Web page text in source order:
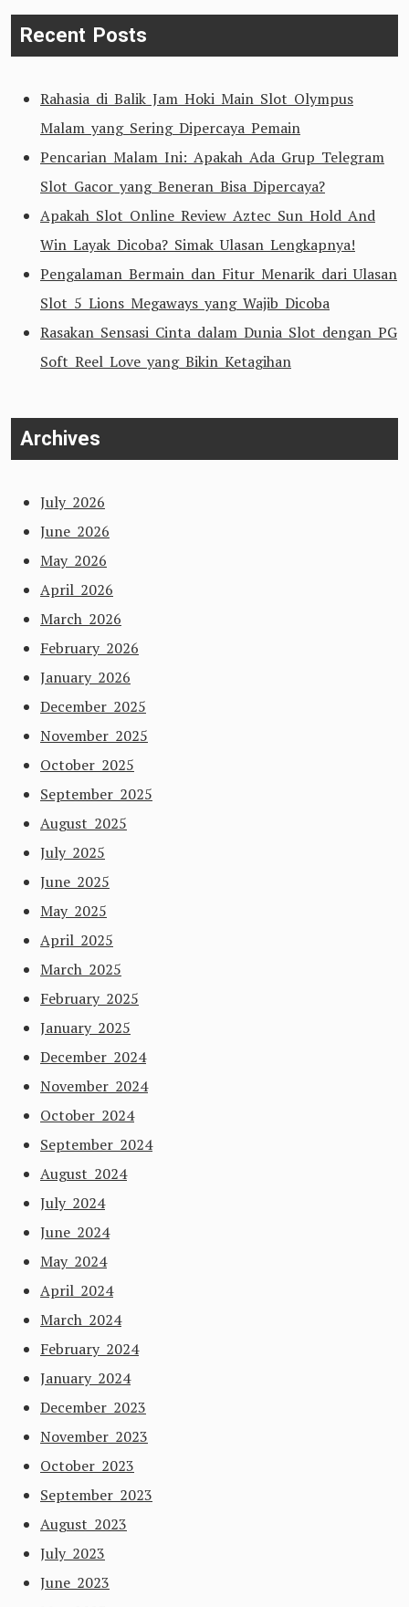
Recent Posts
Rahasia di Balik Jam Hoki Main Slot Olympus
Malam yang Sering Dipercaya Pemain
Pencarian Malam Ini: Apakah Ada Grup Telegram
Slot Gacor yang Beneran Bisa Dipercaya?
Apakah Slot Online Review Aztec Sun Hold And
Win Layak Dicoba? Simak Ulasan Lengkapnya!
Pengalaman Bermain dan Fitur Menarik dari Ulasan
Slot 5 Lions Megaways yang Wajib Dicoba
Rasakan Sensasi Cinta dalam Dunia Slot dengan PG
Soft Reel Love yang Bikin Ketagihan
Archives
July 2026
June 2026
May 2026
April 2026
March 2026
February 2026
January 2026
December 2025
November 2025
October 2025
September 2025
August 2025
July 2025
June 2025
May 2025
April 2025
March 2025
February 2025
January 2025
December 2024
November 2024
October 2024
September 2024
August 2024
July 2024
June 2024
May 2024
April 2024
March 2024
February 2024
January 2024
December 2023
November 2023
October 2023
September 2023
August 2023
July 2023
June 2023